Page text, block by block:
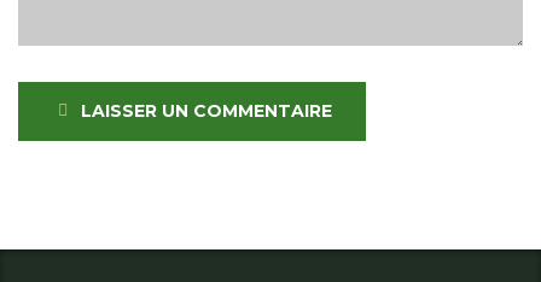
LAISSER UN COMMENTAIRE